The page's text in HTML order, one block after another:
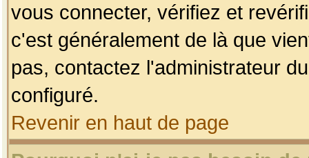
vous connecter, vérifiez et
c'est généralement de là que
pas, contactez l'administrateur
configuré.
Revenir en haut de page